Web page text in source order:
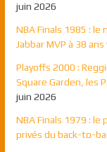
juin 2026
NBA Finals 1985 : le
Jabbar MVP à 38 ans
Playoffs 2000 :
Square Garden, les
juin 2026
NBA Finals 1979 :
privés du back-to-